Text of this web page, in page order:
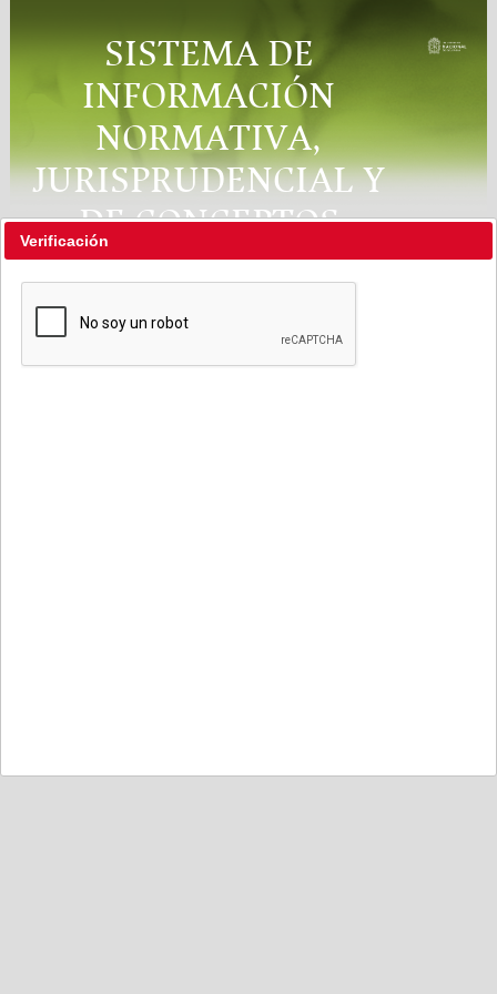
SISTEMA DE
INFORMACIÓN
NORMATIVA,
JURISPRUDENCIAL Y
DE CONCEPTOS
"RÉGIMEN LEGAL"
Verificación